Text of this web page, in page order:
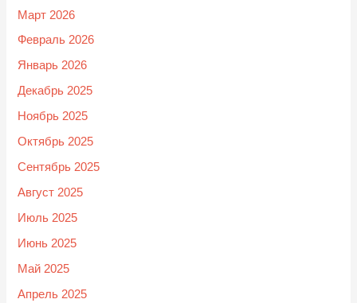
Март 2026
Февраль 2026
Январь 2026
Декабрь 2025
Ноябрь 2025
Октябрь 2025
Сентябрь 2025
Август 2025
Июль 2025
Июнь 2025
Май 2025
Апрель 2025